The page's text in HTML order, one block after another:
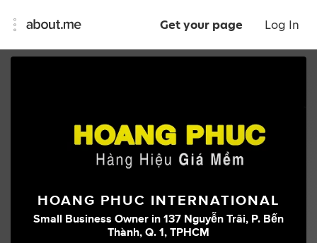
Get your page Log In
HOANG PHUC INTERNATIONAL
Small Business Owner in 137 Nguyễn Trãi, P. Bến
Thành, Q. 1, TPHCM